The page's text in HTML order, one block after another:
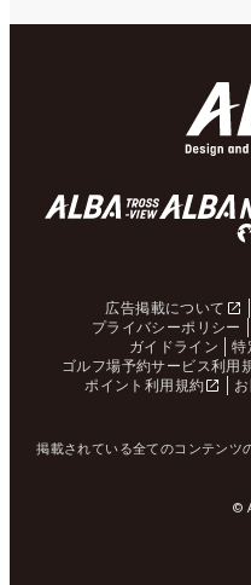
広告掲載について
プライバシーポリシー
ガイドライン
特
ゴルフ場予約サービス利用
ポイント利用規約
掲載されている全てのコンテンツ
©